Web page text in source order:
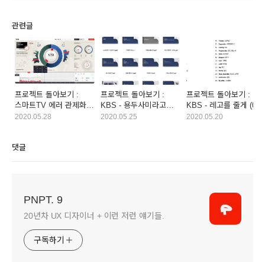
관련글
프로젝트 돌아보기 :
스마트TV 에러 관제화면
- FUI?
2020.05.28
프로젝트 돌아보기 :
KBS - 용두사미라고
말하긴 아쉽지만 (05)
2020.05.25
프로젝트 돌아보기 :
KBS - 레고를 줄게 (03)
2020.05.20
댓글
PNPT. 9
20년차 UX 디자이너 + 이런 저런 얘기들.
구독하기